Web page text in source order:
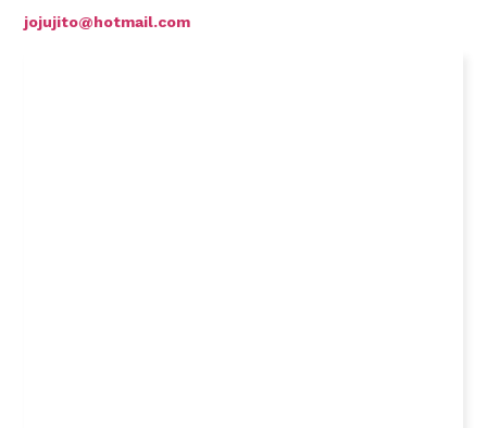
jojujito@hotmail.com